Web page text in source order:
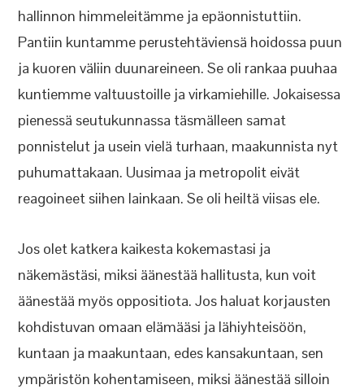
hallinnon himmeleitämme ja epäonnistuttiin.
Pantiin kuntamme perustehtäviensä hoidossa puun
ja kuoren väliin duunareineen. Se oli rankaa puuhaa
kuntiemme valtuustoille ja virkamiehille. Jokaisessa
pienessä seutukunnassa täsmälleen samat
ponnistelut ja usein vielä turhaan, maakunnista nyt
puhumattakaan. Uusimaa ja metropolit eivät
reagoineet siihen lainkaan. Se oli heiltä viisas ele.
Jos olet katkera kaikesta kokemastasi ja
näkemästäsi, miksi äänestää hallitusta, kun voit
äänestää myös oppositiota. Jos haluat korjausten
kohdistuvan omaan elämääsi ja lähiyhteisöön,
kuntaan ja maakuntaan, edes kansakuntaan, sen
ympäristön kohentamiseen, miksi äänestää silloin